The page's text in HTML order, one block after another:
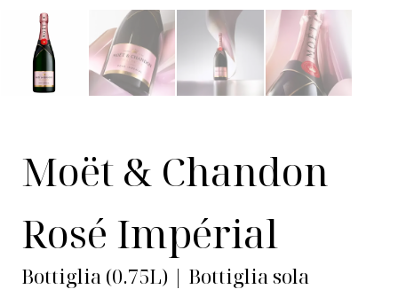
Moët & Chandon
Rosé Impérial
Bottiglia (0.75L) | Bottiglia sola